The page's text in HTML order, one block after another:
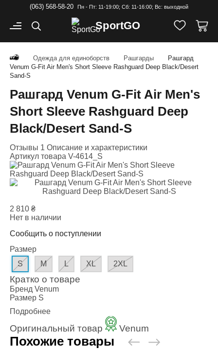
(063) 568-58-20 Пн - Пт: 11-19:00; Cб: 11-16:00; Вс: выходной
SportGO
Одежда для единоборств Рашгарды
Рашгард
Venum G-Fit Air Men's Short Sleeve Rashguard Deep Black/Desert
Sand-S
Рашгард Venum G-Fit Air Men's
Short Sleeve Rashguard Deep
Black/Desert Sand-S
Отзывы 1 Описание и характеристики
Артикул товара V-4614_S
2 810 ₴
Нет в наличии
Сообщить о поступлении
Размер
S
M L XL 2XL
Кратко о товаре
Бренд Venum
Размер S
Подробнее
Оригинальный товар Venum
Похожие товары